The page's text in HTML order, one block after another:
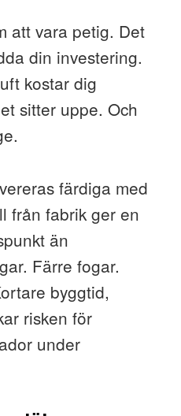
att vara petig. Det
din investering.
kostar dig
sitter uppe. Och
färdiga med
från fabrik ger en
än
Färre fogar.
byggtid,
risken för
under